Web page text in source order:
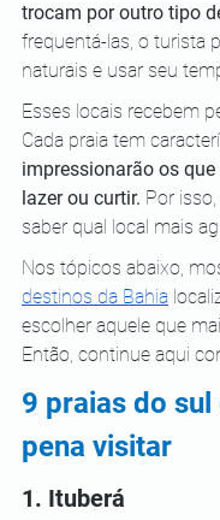
trocam por outro tipo
frequentá-las, o turista
naturais e usar seu
Esses locais recebem
Cada praia tem
impressionarão os
lazer ou curtir. Por
saber qual local mais
Nos tópicos abaixo,
destinos da Bahia
escolher aquele que
Então, continue aqui
9 praias do sul
pena visitar
1. Ituberá